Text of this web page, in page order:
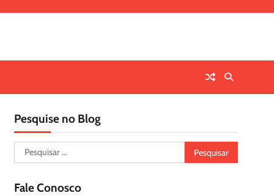
Pesquise no Blog
Pesquisar
por:
Fale Conosco